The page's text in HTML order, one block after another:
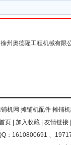
徐州奥德隆工程机械有限
机网 摊铺机配件 摊铺
页
加入收藏 友情链接
：1610800691 、